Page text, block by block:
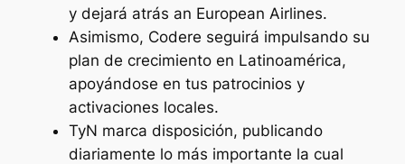
y dejará atrás an European Airlines.
Asimismo, Codere seguirá impulsando su
plan de crecimiento en Latinoamérica,
apoyándose en tus patrocinios y
activaciones locales.
TyN marca disposición, publicando
diariamente lo más importante la cual